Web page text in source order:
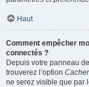
Haut
Comment empêcher
connectés ?
Depuis votre panneau
trouverez l’option
ne serez visible que par